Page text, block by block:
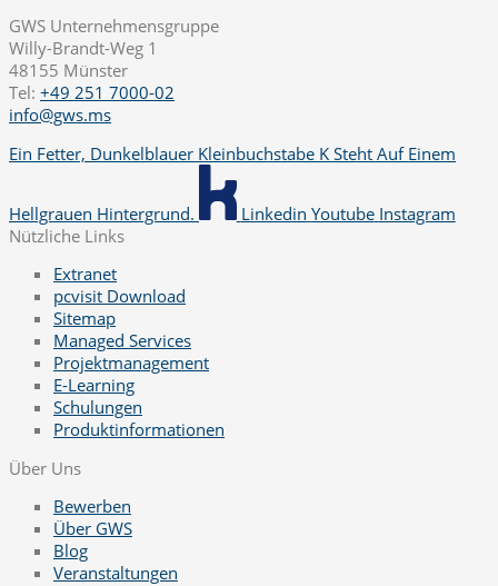
GWS Unternehmensgruppe
Willy-Brandt-Weg 1
48155 Münster
Tel: +49 251 7000-02
info@gws.ms
Ein Fetter, Dunkelblauer Kleinbuchstabe K Steht Auf Einem
Hellgrauen Hintergrund. Linkedin Youtube Instagram
Nützliche Links
Extranet
pcvisit Download
Sitemap
Managed Services
Projektmanagement
E-Learning
Schulungen
Produktinformationen
Über Uns
Bewerben
Über GWS
Blog
Veranstaltungen